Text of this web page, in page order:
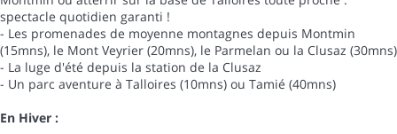
spectacle quotidien garanti !
- Les promenades de moyenne montagnes depuis Montmin
(15mns), le Mont Veyrier (20mns), le Parmelan ou la Clusaz (30mns)
- La luge d'été depuis la station de la Clusaz
- Un parc aventure à Talloires (10mns) ou Tamié (40mns)
En Hiver :